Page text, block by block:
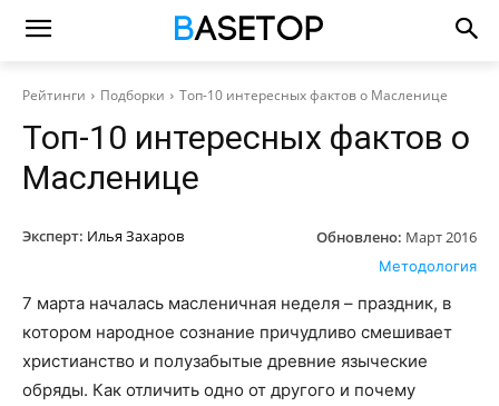
Рейтинги Подборки Топ-10 интересных фактов о Масленице
Топ-10 интересных фактов о
Масленице
Эксперт: Илья Захаров Обновлено: Март 2016
Методология
7 марта началась масленичная неделя – праздник, в
котором народное сознание причудливо смешивает
христианство и полузабытые древние языческие
обряды. Как отличить одно от другого и почему